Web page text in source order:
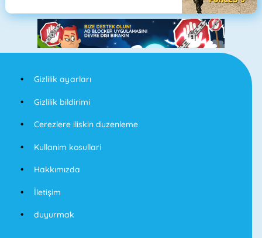
Gizlilik ayarları
Gizlilik bildirimi
Cerezlere iliskin duzenleme
Kullanim kosullari
Hakkımızda
İletişim
duyurmak